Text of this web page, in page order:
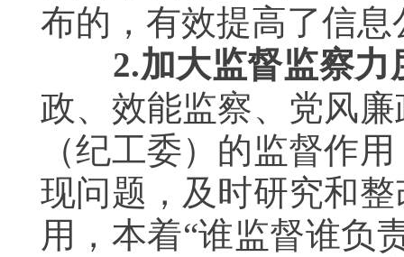
布的，有效提高了信
2.加大监督监察力
政、效能监察、党风
（纪工委）的监督作
现问题，及时研究和
用，本着“谁监督谁负